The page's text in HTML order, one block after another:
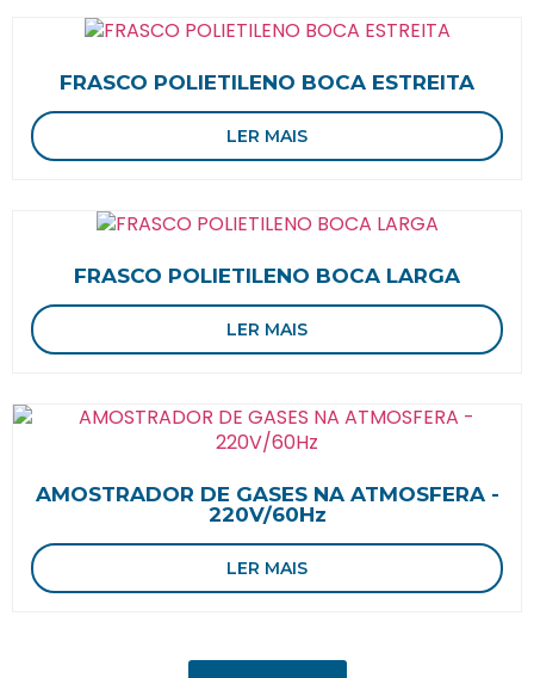
FRASCO POLIETILENO BOCA ESTREITA
LER MAIS
FRASCO POLIETILENO BOCA LARGA
LER MAIS
AMOSTRADOR DE GASES NA ATMOSFERA -
220V/60Hz
LER MAIS